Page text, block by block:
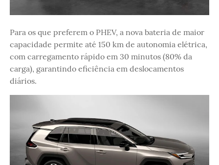
Para os que preferem o PHEV, a nova bateria de maior
capacidade permite até 150 km de autonomia elétrica,
com carregamento rápido em 30 minutos (80% da
carga), garantindo eficiência em deslocamentos
diários.